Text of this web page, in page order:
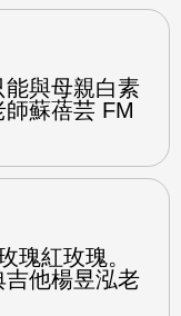
能與母親白素
師蘇蓓芸 FM
瑰紅玫瑰。
他楊昱泓老